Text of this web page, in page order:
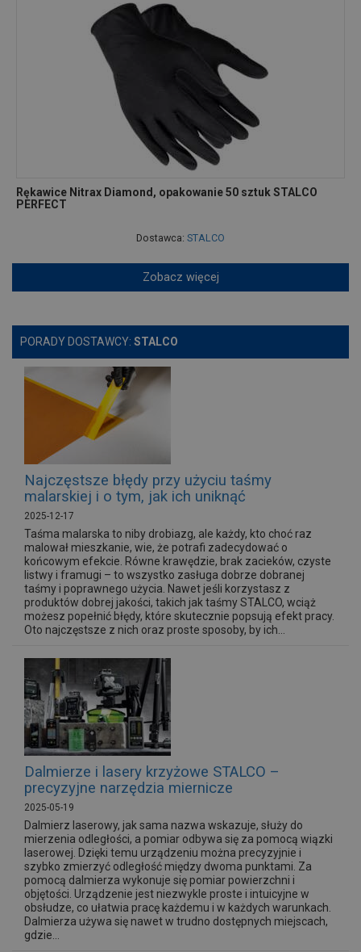
Rękawice Nitrax Diamond, opakowanie 50 sztuk STALCO
PERFECT
Dostawca: STALCO
Zobacz więcej
PORADY DOSTAWCY: STALCO
Najczęstsze błędy przy użyciu taśmy
malarskiej i o tym, jak ich uniknąć
2025-12-17
Taśma malarska to niby drobiazg, ale każdy, kto choć raz
malował mieszkanie, wie, że potrafi zadecydować o
końcowym efekcie. Równe krawędzie, brak zacieków, czyste
listwy i framugi – to wszystko zasługa dobrze dobranej
taśmy i poprawnego użycia. Nawet jeśli korzystasz z
produktów dobrej jakości, takich jak taśmy STALCO, wciąż
możesz popełnić błędy, które skutecznie popsują efekt pracy.
Oto najczęstsze z nich oraz proste sposoby, by ich...
Dalmierze i lasery krzyżowe STALCO –
precyzyjne narzędzia miernicze
2025-05-19
Dalmierz laserowy, jak sama nazwa wskazuje, służy do
mierzenia odległości, a pomiar odbywa się za pomocą wiązki
laserowej. Dzięki temu urządzeniu można precyzyjnie i
szybko zmierzyć odległość między dwoma punktami. Za
pomocą dalmierza wykonuje się pomiar powierzchni i
objętości. Urządzenie jest niezwykle proste i intuicyjne w
obsłudze, co ułatwia pracę każdemu i w każdych warunkach.
Dalmierza używa się nawet w trudno dostępnych miejscach,
gdzie...